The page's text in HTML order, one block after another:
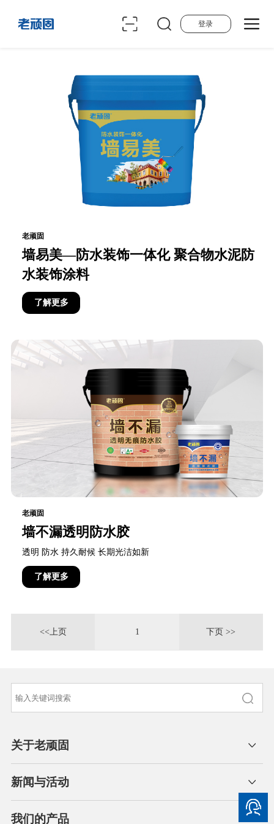
登录
老顽固
墙易美—防水装饰一体化 聚合物水泥防
水装饰涂料
了解更多
老顽固
墙不漏透明防水胶
透明 防水 持久耐候 长期光洁如新
了解更多
<<上页 1 下页 >>
关于老顽固
新闻与活动
我们的产品